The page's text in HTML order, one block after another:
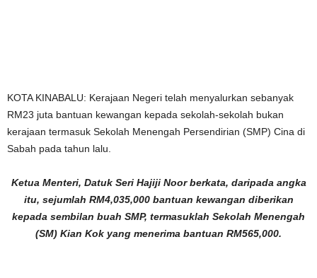
KOTA KINABALU: Kerajaan Negeri telah menyalurkan sebanyak
RM23 juta bantuan kewangan kepada sekolah-sekolah bukan
kerajaan termasuk Sekolah Menengah Persendirian (SMP) Cina di
Sabah pada tahun lalu.
Ketua Menteri, Datuk Seri Hajiji Noor berkata, daripada angka
itu, sejumlah RM4,035,000 bantuan kewangan diberikan
kepada sembilan buah SMP, termasuklah Sekolah Menengah
(SM) Kian Kok yang menerima bantuan RM565,000.